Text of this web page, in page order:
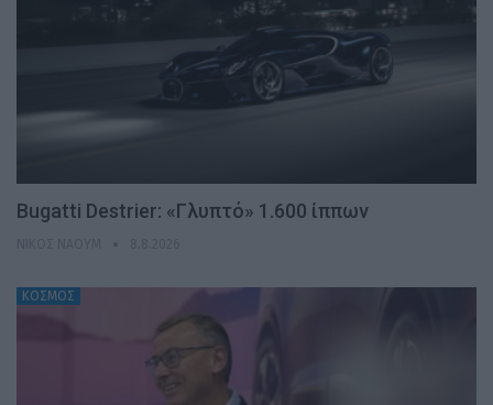
Bugatti Destrier: «Γλυπτό» 1.600 ίππων
ΚΟΣΜΟΣ